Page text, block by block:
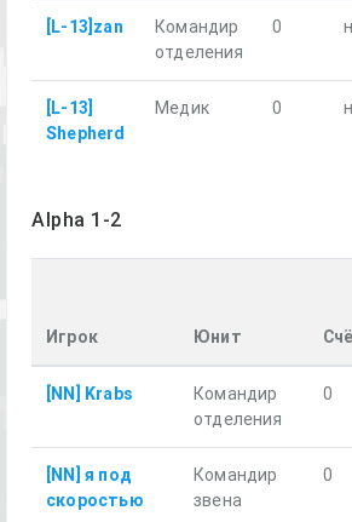
[L-13]zan
Командир
отделения
0
[L-13]
Shepherd
Медик 0
Alpha 1-2
Игрок Юнит
[NN] Krabs
Командир
отделения
0
[NN] я под
скоростью
Командир
звена
0